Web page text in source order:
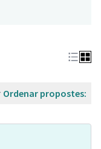
Ordenar propostes: